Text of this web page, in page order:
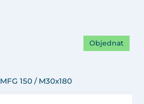
MFG 150 / M30x180
Objednat